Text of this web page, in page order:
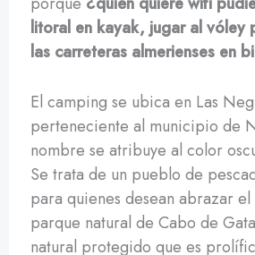
litoral en kayak, jugar al vóley
las carreteras almerienses en
El camping se ubica en Las
perteneciente al municipio de
nombre se atribuye al color
Se trata de un pueblo de
para quienes desean abrazar
parque natural de Cabo de
natural protegido que es